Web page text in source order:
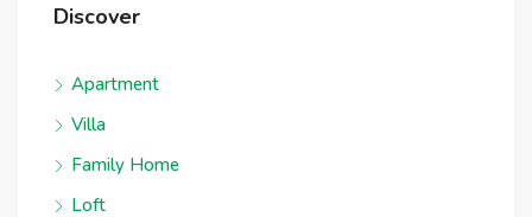
Discover
Apartment
Villa
Family Home
Loft